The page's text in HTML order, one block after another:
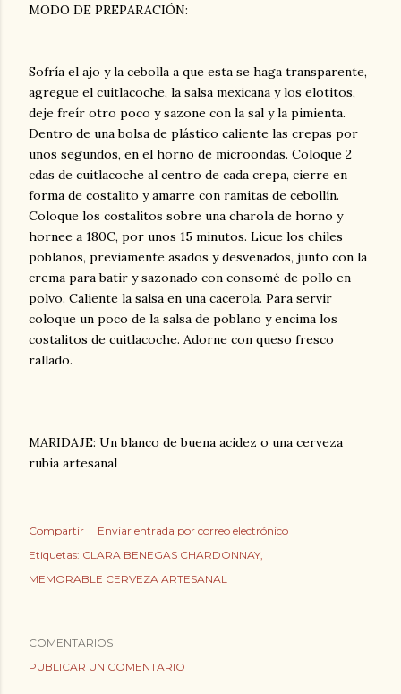
MODO DE PREPARACIÓN:
Sofría el ajo y la cebolla a que esta se haga transparente,
agregue el cuitlacoche, la salsa mexicana y los elotitos,
deje freír otro poco y sazone con la sal y la pimienta.
Dentro de una bolsa de plástico caliente las crepas por
unos segundos, en el horno de microondas. Coloque 2
cdas de cuitlacoche al centro de cada crepa, cierre en
forma de costalito y amarre con ramitas de cebollín.
Coloque los costalitos sobre una charola de horno y
hornee a 180C, por unos 15 minutos. Licue los chiles
poblanos, previamente asados y desvenados, junto con la
crema para batir y sazonado con consomé de pollo en
polvo. Caliente la salsa en una cacerola. Para servir
coloque un poco de la salsa de poblano y encima los
costalitos de cuitlacoche. Adorne con queso fresco
rallado.
MARIDAJE: Un blanco de buena acidez o una cerveza
rubia artesanal
Compartir
Enviar entrada por correo electrónico
Etiquetas: CLARA BENEGAS CHARDONNAY
MEMORABLE CERVEZA ARTESANAL
COMENTARIOS
PUBLICAR UN COMENTARIO